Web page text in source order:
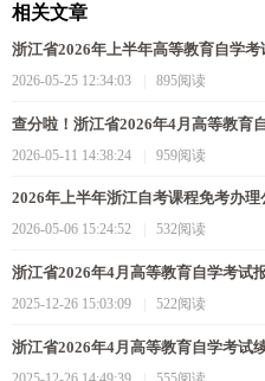
相关文章
浙江省2026年上半年高等教育自学考
2026-05-25 12:34:03
|895阅读
查分啦！浙江省2026年4月高等教育
2026-05-11 14:38:24
|959阅读
2026年上半年浙江自考课程免考办理
2026-05-06 15:24:52
|532阅读
浙江省2026年4月高等教育自学考试
2025-12-26 15:03:09
|522阅读
浙江省2026年4月高等教育自学考试